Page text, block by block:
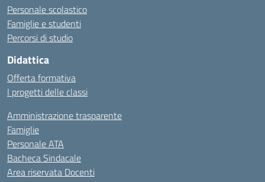
Personale scolastico
Famiglie e studenti
Percorsi di studio
Didattica
Offerta formativa
I progetti delle classi
Amministrazione trasparente
Famiglie
Personale ATA
Bacheca Sindacale
Area riservata Docenti